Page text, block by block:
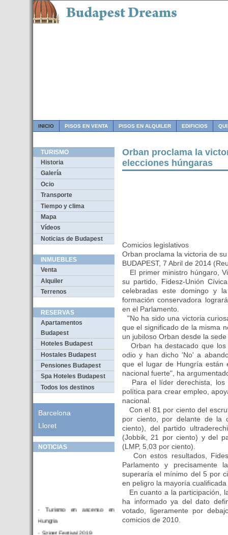
INICIO PISOS EN VENTA PISOS EN ALQUILER EDIFICIOS
TURISMO
Historia
Galería
Ocio
Transporte
Tiempo y clima
Mapa
Vídeos
Noticias de Budapest
INMUEBLES
Venta
Alquiler
Terrenos
RESERVAS
Apartamentos
Budapest
Hoteles Budapest
Hostales Budapest
Pensiones Budapest
Spa Hoteles Budapest
Todos los destinos
Barcelona
Lloret
NOTICIAS
- Turismo en ascenso en
Hungria
- Sziget Festival 2019
Orban proclama la
elecciones húngaras
Comicios legislativos
Orban proclama la victoria de
BUDAPEST, 7 Abril de 2014
El primer ministro húngaro,
su partido, Fidesz-Unión
celebradas este domingo y
formación conservadora
en el Parlamento.
"No ha sido una victoria
que el significado de la misma
un jubiloso Orban desde la
Orban ha destacado que los
odio y han dicho 'No' a
que el lugar de Hungría están
nacional fuerte", ha
Para el líder derechista, los
política para crear empleo,
nacional.
Con el 81 por ciento del
por ciento, por delante de la
ciento), del partido
(Jobbik, 21 por ciento) y del
(LMP, 5,03 por ciento).
Con estos resultados,
Parlamento y
superaría el mínimo del 5 por
en peligro la mayoría
En cuanto a la participación,
ha informado ya del dato
votado, ligeramente por
comicios de 2010.